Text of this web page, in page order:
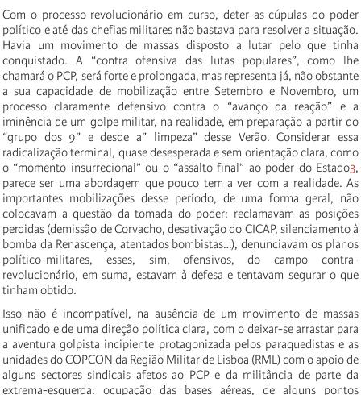
Com o processo revolucionário em curso, deter as cúpulas do poder
político e até das chefias militares não bastava para resolver a situação.
Havia um movimento de massas disposto a lutar pelo que tinha
conquistado. A “contra ofensiva das lutas populares”, como lhe
chamará o PCP, será forte e prolongada, mas representa já, não obstante
a sua capacidade de mobilização entre Setembro e Novembro, um
processo claramente defensivo contra o “avanço da reação” e a
iminência de um golpe militar, na realidade, em preparação a partir do
“grupo dos 9” e desde a” limpeza” desse Verão. Considerar essa
radicalização terminal, quase desesperada e sem orientação clara, como
o “momento insurrecional” ou o “assalto final” ao poder do Estado3,
parece ser uma abordagem que pouco tem a ver com a realidade. As
importantes mobilizações desse período, de uma forma geral, não
colocavam a questão da tomada do poder: reclamavam as posições
perdidas (demissão de Corvacho, desativação do CICAP, silenciamento à
bomba da Renascença, atentados bombistas…), denunciavam os planos
político-militares, esses, sim, ofensivos, do campo contra-
revolucionário, em suma, estavam à defesa e tentavam segurar o que
tinham obtido.
Isso não é incompatível, na ausência de um movimento de massas
unificado e de uma direção política clara, com o deixar-se arrastar para
a aventura golpista incipiente protagonizada pelos paraquedistas e as
unidades do COPCON da Região Militar de Lisboa (RML) com o apoio de
alguns sectores sindicais afetos ao PCP e da militância de parte da
extrema-esquerda: ocupação das bases aéreas, de alguns pontos